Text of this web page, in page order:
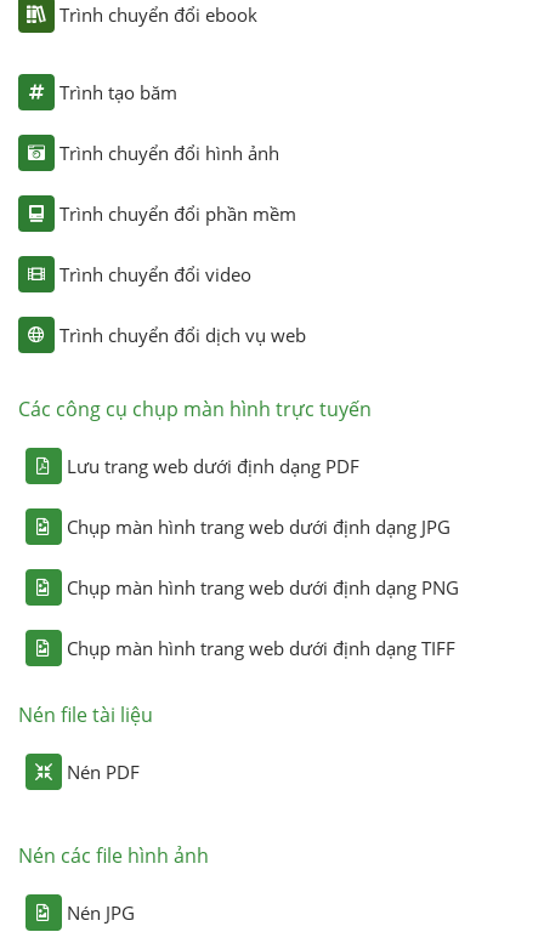
Trình chuyển đổi ebook
Trình tạo băm
Trình chuyển đổi hình ảnh
Trình chuyển đổi phần mềm
Trình chuyển đổi video
Trình chuyển đổi dịch vụ web
Các công cụ chụp màn hình trực tuyến
Lưu trang web dưới định dạng PDF
Chụp màn hình trang web dưới định dạng JPG
Chụp màn hình trang web dưới định dạng PNG
Chụp màn hình trang web dưới định dạng TIFF
Nén file tài liệu
Nén PDF
Nén các file hình ảnh
Nén JPG